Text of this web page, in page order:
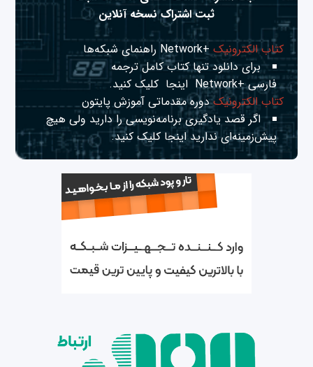
ثبت اشتراک نسخه آنلاین
کتاب الکترونیک+Network راهنمای شبکه‌ها
برای دانلود تنها کتاب کامل ترجمه
فارسی +Network
اینجا کلیک کنید.
کتاب الکترونیکدوره مقدماتی آموزش پایتون
اگر قصد یادگیری برنامه‌نویسی را دارید ولی هیچ
پیش‌زمینه‌ای نداریداینجا کلیک کنید.